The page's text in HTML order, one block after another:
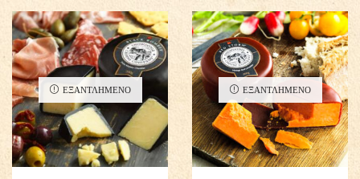
ΕΞΑΝΤΛΗΜΕΝΟ ΕΞΑΝΤΛΗΜΕΝΟ